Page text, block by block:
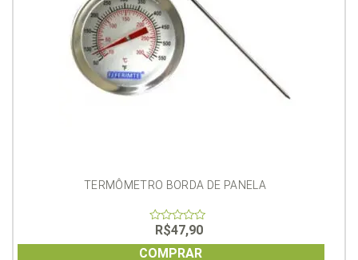
TERMÔMETRO BORDA DE PANELA
of
R$47,90
COMPRAR